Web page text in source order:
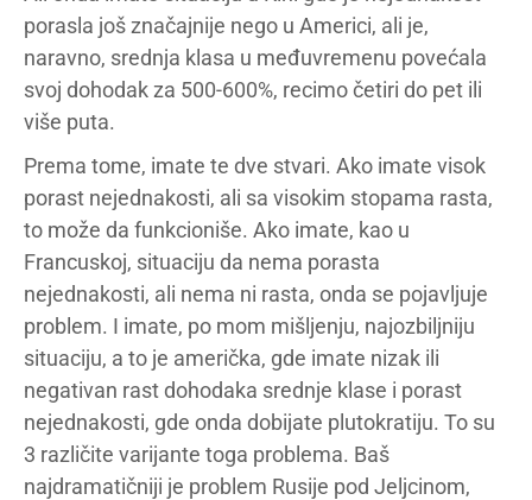
porasla još značajnije nego u Americi, ali je,
naravno, srednja klasa u međuvremenu povećala
svoj dohodak za 500-600%, recimo četiri do pet ili
više puta.
Prema tome, imate te dve stvari. Ako imate visok
porast nejednakosti, ali sa visokim stopama rasta,
to može da funkcioniše. Ako imate, kao u
Francuskoj, situaciju da nema porasta
nejednakosti, ali nema ni rasta, onda se pojavljuje
problem. I imate, po mom mišljenju, najozbiljniju
situaciju, a to je američka, gde imate nizak ili
negativan rast dohodaka srednje klase i porast
nejednakosti, gde onda dobijate plutokratiju. To su
3 različite varijante toga problema. Baš
najdramatičniji je problem Rusije pod Jeljcinom,